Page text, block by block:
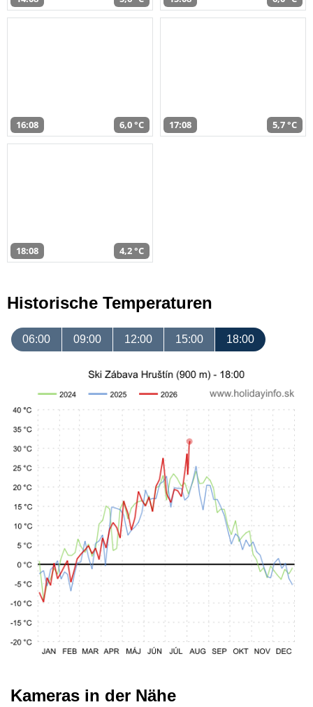
16:08 6,0 °C 17:08 5,7 °C
18:08 4,2 °C
Historische Temperaturen
06:00 09:00 12:00 15:00 18:00
Kameras in der Nähe